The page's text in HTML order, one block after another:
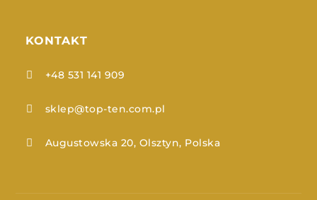
KONTAKT
 +48 531 141 909
 sklep@top-ten.com.pl
 Augustowska 20, Olsztyn, Polska